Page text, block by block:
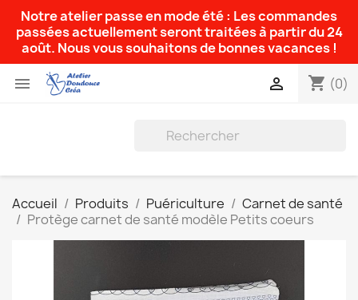
Notre atelier passe en mode été : Les commandes
passées actuellement seront traitées à partir du 24
août. Nous vous souhaitons de bonnes vacances !
 shopping_cart (0)

Accueil Produits Puériculture
Carnet de santé
Protège carnet de santé modèle Petits coeurs